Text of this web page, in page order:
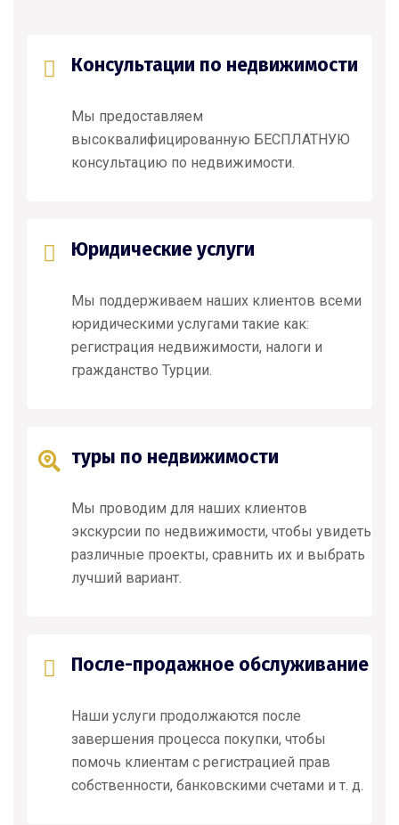
Консультации по недвижимости
Мы предоставляем
высоквалифицированную БЕСПЛАТНУЮ
консультацию по недвижимости.
Юридические услуги
Мы поддерживаем наших клиентов всеми
юридическими услугами такие как:
регистрация недвижимости, налоги и
гражданство Турции.
туры по недвижимости
Мы проводим для наших клиентов
экскурсии по недвижимости, чтобы увидеть
различные проекты, сравнить их и выбрать
лучший вариант.
После-продажное обслуживание
Наши услуги продолжаются после
завершения процесса покупки, чтобы
помочь клиентам с регистрацией прав
собственности, банковскими счетами и т. д.